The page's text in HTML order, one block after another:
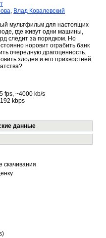
, Влад Ковалевский
мультфильм для настоящих
где живут одни машины,
следит за порядком. Но
норовит ограбить банк
очередную драгоценность.
злодея и его прихвостней
fps, ~4000 kb/s
kbps
данные
скачивания